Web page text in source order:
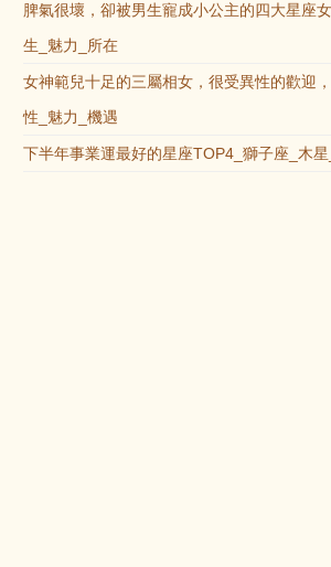
脾氣很壞，卻被男生寵成小公主的四大星座
生_魅力_所在
女神範兒十足的三屬相女，很受異性的歡迎
性_魅力_機遇
下半年事業運最好的星座TOP4_獅子座_木